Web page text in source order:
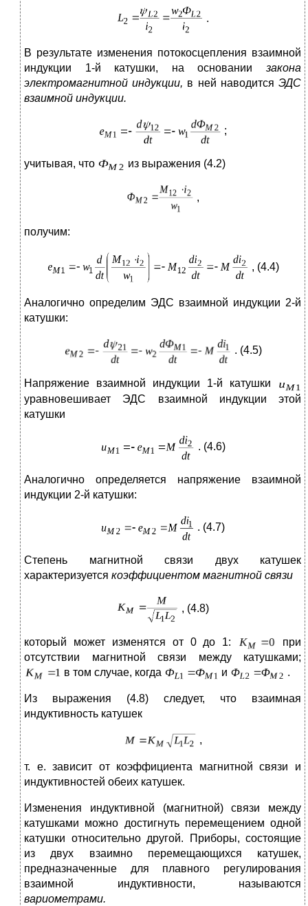
.
В результате изменения потокосцепления взаимной
индукции 1-й катушки, на основании закона
электромагнитной индукции, в ней наводитсяЭДС
взаимной индукции.
;
учитывая, что из выражения (4.2)
,
получим:
, (4.4)
Аналогично определим ЭДС взаимной индукции 2-й
катушки:
. (4.5)
Напряжение взаимной индукции 1-й катушки
уравновешивает ЭДС взаимной индукции этой
катушки
. (4.6)
Аналогично определяется напряжение взаимной
индукции 2-й катушки:
. (4.7)
Степень магнитной связи двух катушек
характеризуется коэффициентом магнитной связи
, (4.8)
который может изменятся от 0 до 1:
при
отсутствии магнитной связи между катушками;
в том случае, когда
и .
Из выражения (4.8) следует, что взаимная
индуктивность катушек
,
т. е. зависит от коэффициента магнитной связи и
индуктивностей обеих катушек.
Изменения индуктивной (магнитной) связи между
катушками можно достигнуть перемещением одной
катушки относительно другой. Приборы, состоящие
из двух взаимно перемещающихся катушек,
предназначенные для плавного регулирования
взаимной индуктивности, называются
вариометрами.